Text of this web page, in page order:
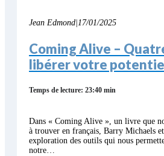
Jean Edmond 17/01/2025
Coming Alive –
libérer votre
Temps de lecture: 23:40 min
Dans « Coming Alive », un livre que
à trouver en français, Barry Michaels
exploration des outils qui nous
notre…